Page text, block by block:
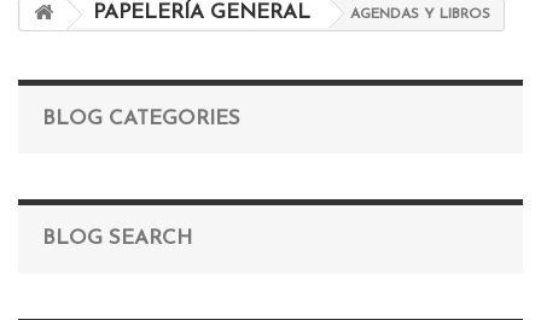
PAPELERÍA GENERAL AGENDAS Y LIBROS
BLOG CATEGORIES
BLOG SEARCH